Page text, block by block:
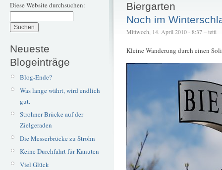
Diese Website durchsuchen:
Neueste
Blogeinträge
Blog-Ende?
Was lange währt, wird endlich
gut.
Strohner Brücke auf der
Zielgeraden
Die Messerbrücke zu Strohn
Keine Durchfahrt für Kanuten
Viel Glück
Biergarten
Noch im
Mittwoch, 14. April 2010 - 8:37 – tetti
Kleine Wanderung durch einen